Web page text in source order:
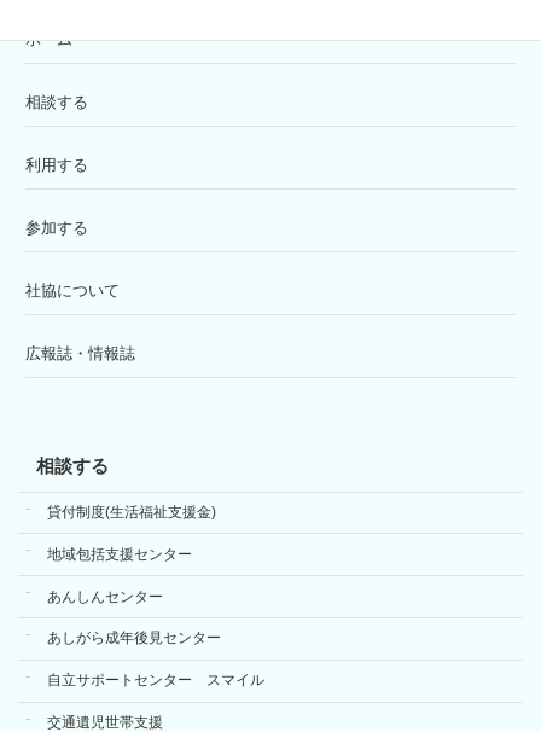
ホーム
相談する
利用する
参加する
社協について
広報誌・情報誌
相談する
貸付制度(生活福祉支援金)
地域包括支援センター
あんしんセンター
あしがら成年後見センター
自立サポートセンター スマイル
交通遺児世帯支援